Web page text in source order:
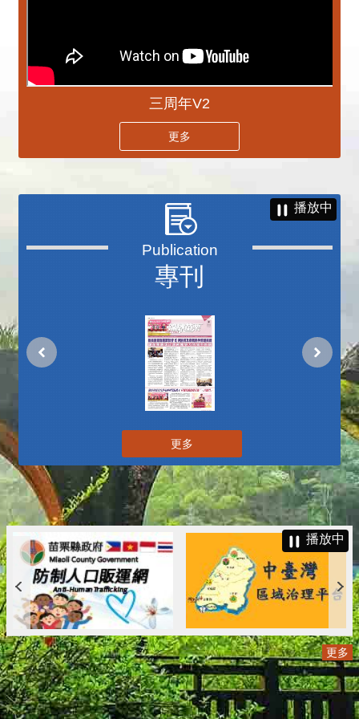
三周年V2
更多
專刊
播放中
更多
播放中
更多